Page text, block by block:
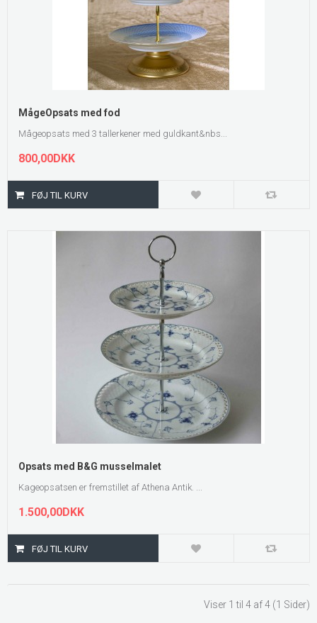
MågeOpsats med fod
Mågeopsats med 3 tallerkener med guldkant&nbs...
800,00DKK
Opsats med B&G musselmalet
Kageopsatsen er fremstillet af Athena Antik. ...
1.500,00DKK
Viser 1 til 4 af 4 (1 Sider)